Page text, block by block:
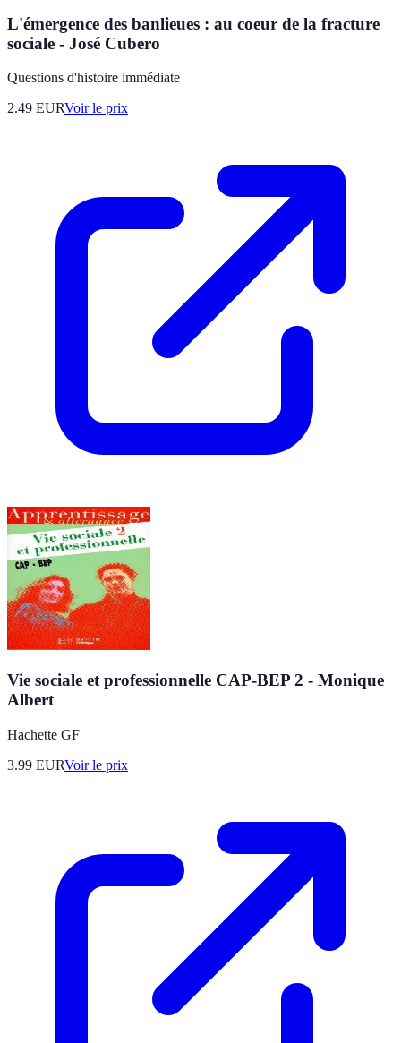
L'émergence des banlieues : au coeur de la fracture
sociale - José Cubero
Questions d'histoire immédiate
2.49 EURVoir le prix
Vie sociale et professionnelle CAP-BEP 2 - Monique
Albert
Hachette GF
3.99 EURVoir le prix